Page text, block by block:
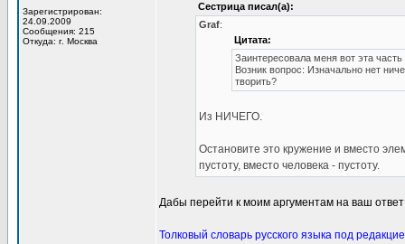
Зарегистрирован:
24.09.2009
Сообщения: 215
Откуда: г. Москва
Сестрица писал(а):
Graf:
Цитата:
Заинтересовала меня вот эта
Возник вопрос: Изначально нет
творить?
Из НИЧЕГО.
Остановите это кружение и вместо
пустоту, вместо человека - пустоту.
Дабы перейти к моим аргументам на ваш
Толковый словарь русского языка под